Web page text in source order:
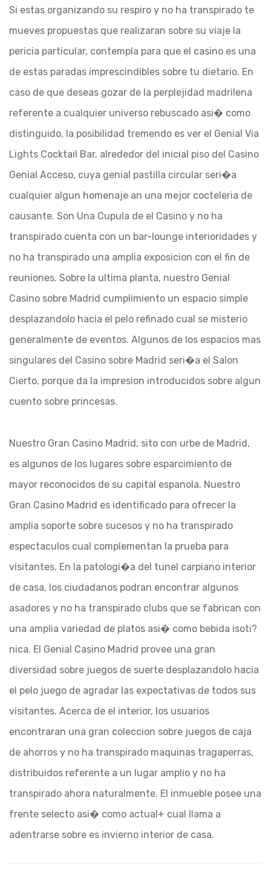
Si estas organizando su respiro y no ha transpirado te
mueves propuestas que realizaran sobre su viaje la
pericia particular, contempla para que el casino es una
de estas paradas imprescindibles sobre tu dietario. En
caso de que deseas gozar de la perplejidad madrilena
referente a cualquier universo rebuscado asi� como
distinguido, la posibilidad tremendo es ver el Genial Via
Lights Cocktail Bar, alrededor del inicial piso del Casino
Genial Acceso, cuya genial pastilla circular seri�a
cualquier algun homenaje an una mejor cocteleria de
causante. Son Una Cupula de el Casino y no ha
transpirado cuenta con un bar-lounge interioridades y
no ha transpirado una amplia exposicion con el fin de
reuniones. Sobre la ultima planta, nuestro Genial
Casino sobre Madrid cumplimiento un espacio simple
desplazandolo hacia el pelo refinado cual se misterio
generalmente de eventos. Algunos de los espacios mas
singulares del Casino sobre Madrid seri�a el Salon
Cierto, porque da la impresion introducidos sobre algun
cuento sobre princesas.
Nuestro Gran Casino Madrid, sito con urbe de Madrid,
es algunos de los lugares sobre esparcimiento de
mayor reconocidos de su capital espanola. Nuestro
Gran Casino Madrid es identificado para ofrecer la
amplia soporte sobre sucesos y no ha transpirado
espectaculos cual complementan la prueba para
visitantes. En la patologi�a del tunel carpiano interior
de casa, los ciudadanos podran encontrar algunos
asadores y no ha transpirado clubs que se fabrican con
una amplia variedad de platos asi� como bebida isoti?
nica. El Genial Casino Madrid provee una gran
diversidad sobre juegos de suerte desplazandolo hacia
el pelo juego de agradar las expectativas de todos sus
visitantes. Acerca de el interior, los usuarios
encontraran una gran coleccion sobre juegos de caja
de ahorros y no ha transpirado maquinas tragaperras,
distribuidos referente a un lugar amplio y no ha
transpirado ahora naturalmente. El inmueble posee una
frente selecto asi� como actual+ cual llama a
adentrarse sobre es invierno interior de casa.